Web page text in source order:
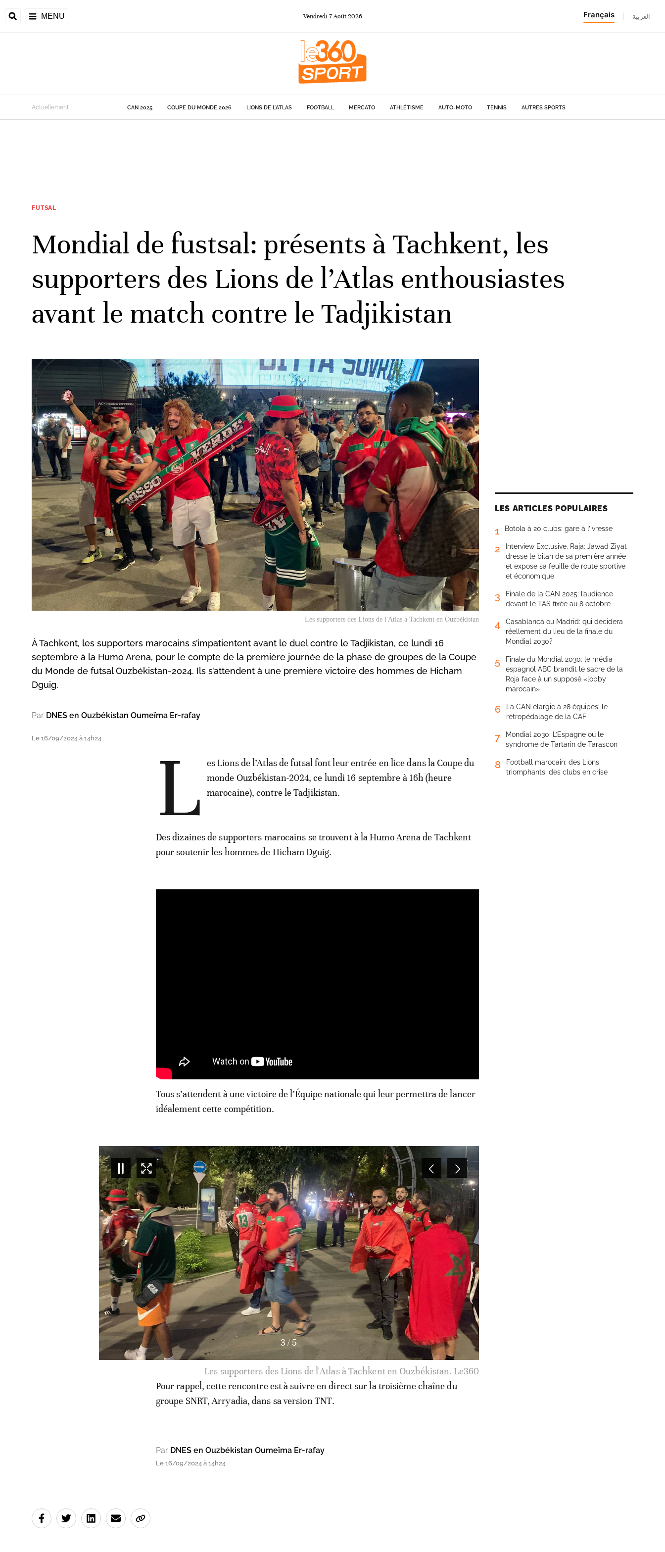
MENU Vendredi 7Août 2026 Français العربية
de la CAF
Actuellement CAN 2025 COUPE DU MONDE 2026 LIONS DE L'ATLAS FOOTBALL MERCATO ATHLÉTISME AUTO-MOTO TENNIS AUTRES SPORTS
FUTSAL
Mondial de fustsal: présents à Tachkent, les
supporters des Lions de l’Atlas enthousiastes
avant le match contre le Tadjikistan
Les supporters des Lions de l'Atlas à Tachkent en Ouzbékistan
À Tachkent, les supporters marocains s’impatientent avant le duel contre le Tadjikistan, ce lundi 16
septembre à la Humo Arena, pour le compte de la première journée de la phase de groupes de la Coupe
du Monde de futsal Ouzbékistan-2024. Ils s’attendent à une première victoire des hommes de Hicham
Dguig.
Par DNES en Ouzbékistan Oumeïma Er-rafay
Le 16/09/2024 à 14h24 L
es Lions de l’Atlas de futsal font leur entrée en lice dans la Coupe du
monde Ouzbékistan-2024, ce lundi 16 septembre à 16h (heure
marocaine), contre le Tadjikistan.
Des dizaines de supporters marocains se trouvent à la Humo Arena de Tachkent
pour soutenir les hommes de Hicham Dguig.
Tous s’attendent à une victoire de l’Équipe nationale qui leur permettra de lancer
idéalement cette compétition.
4/5
Les supporters des Lions de l'Atlas à Tachkent en Ouzbékistan. Le360
Pour rappel, cette rencontre est à suivre en direct sur la troisième chaîne du
groupe SNRT, Arryadia, dans sa version TNT.
Par DNES en Ouzbékistan Oumeïma Er-rafay
Le 16/09/2024 à 14h24
LES ARTICLES POPULAIRES
1 Botola à 20 clubs: gare à l’ivresse
2
Interview Exclusive. Raja: Jawad Ziyat
dresse le bilan de sa première année
et expose sa feuille de route sportive
et économique
3
Finale de la CAN 2025: l’audience
devant le TAS fixée au 8 octobre
4
Casablanca ou Madrid: qui décidera
réellement du lieu de la finale du
Mondial 2030?
5
Finale du Mondial 2030: le média
espagnol ABC brandit le sacre de la
Roja face à un supposé «lobby
marocain»
6
La CAN élargie à 28 équipes: le
rétropédalage de la CAF
7
Mondial 2030: L’Espagne ou le
syndrome de Tartarin de Tarascon
8
Football marocain: des Lions
triomphants, des clubs en crise